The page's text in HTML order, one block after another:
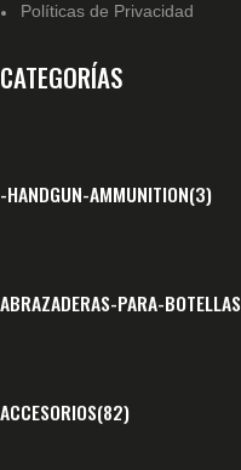
Políticas de Privacidad
CATEGORÍAS
-HANDGUN-AMMUNITION(3)
ABRAZADERAS-PARA-BOTELLAS
ACCESORIOS(82)